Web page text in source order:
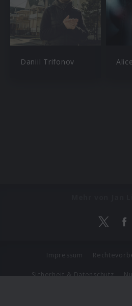
Daniil Trifonov
Impressum
Sicherheit & Datenschutz